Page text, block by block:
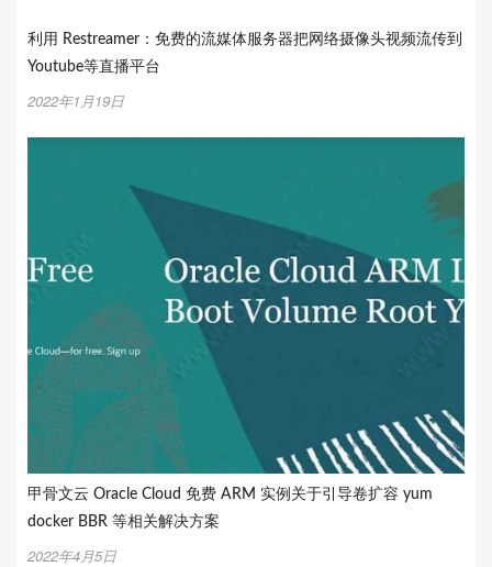
利用 Restreamer：免费的流媒体服务器把网络摄像头视频流传到
Youtube等直播平台
2022年1月19日
甲骨文云 Oracle Cloud 免费 ARM 实例关于引导卷扩容 yum
docker BBR 等相关解决方案
2022年4月5日